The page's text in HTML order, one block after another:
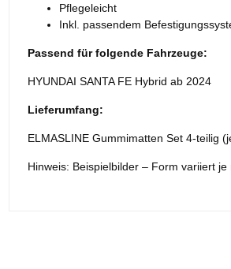
Pflegeleicht
Inkl. passendem
Passend für folgende Fahrzeuge:
HYUNDAI SANTA FE Hybrid ab 2024
Lieferumfang:
ELMASLINE Gummimatten Set 4-teilig
Hinweis: Beispielbilder – Form variiert je